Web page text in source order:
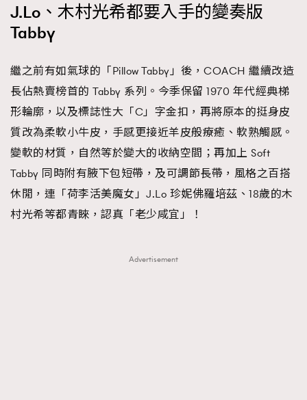
J.Lo、木村光希都要入手的變奏版
Tabby
繼之前有如氣球的「Pillow Tabby」後，COACH 繼續改造
長佔熱賣榜首的 Tabby 系列。今季保留 1970 年代經典梯
形輪廓，以及標誌性大「C」字金扣，再將原本的挺身皮
質改為柔軟小牛皮，手感更接近羊皮般療癒、軟熟觸感。
變軟的材質，自然等於變大的收納空間；再加上 Soft
Tabby 同時附有腋下包短帶，及可調節長帶，風格之百搭
休閒，連「荷李活美魔女」J.Lo 珍妮佛羅培茲、18歲的木
村光希等都青睞，認真「老少咸宜」！
Advertisement